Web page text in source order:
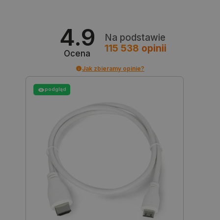
4.9
Ocena
Na podstawie
115 538 opinii
Jak zbieramy opinie?
podgląd
PHP.net